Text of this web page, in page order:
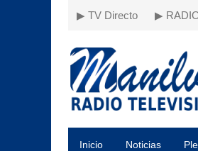
▶ TV Directo ▶
Inicio Noticias